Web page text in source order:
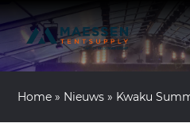
Home » Nieuws » Kwaku